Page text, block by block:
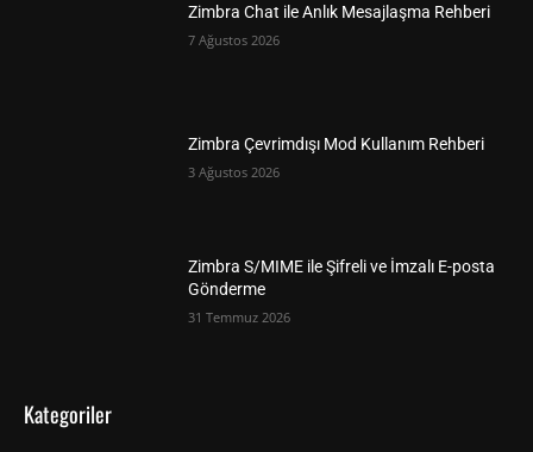
Zimbra Chat ile Anlık Mesajlaşma Rehberi
7 Ağustos 2026
Zimbra Çevrimdışı Mod Kullanım Rehberi
3 Ağustos 2026
Zimbra S/MIME ile Şifreli ve İmzalı E-posta
Gönderme
31 Temmuz 2026
Kategoriler